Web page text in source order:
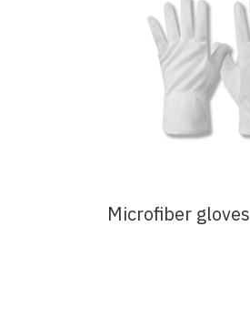
Microfiber gloves